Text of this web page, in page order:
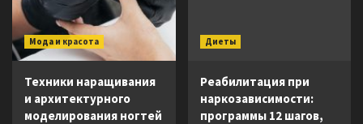
Мода и красота
Техники наращивания
и архитектурного
моделирования ногтей
Диеты
Реабилитация при
наркозависимости:
программы 12 шагов,